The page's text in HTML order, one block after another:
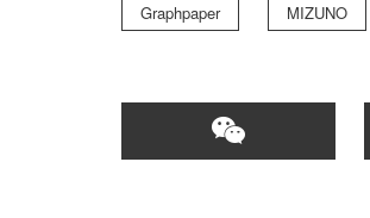
Graphpaper MIZUNO